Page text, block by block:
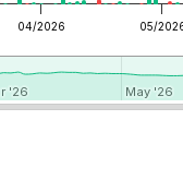
04/2026 05/
'26
'26 May '26
May '26